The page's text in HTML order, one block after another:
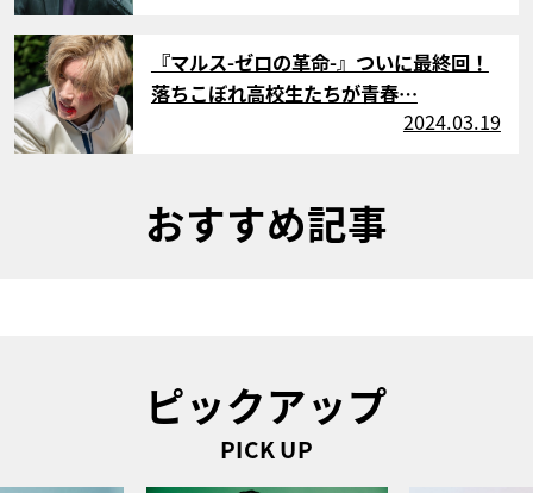
サムネイル
『マルス-ゼロの革命-』ついに最終回！
落ちこぼれ高校生たちが青春…
2024.03.19
おすすめ記事
ピックアップ
PICK UP